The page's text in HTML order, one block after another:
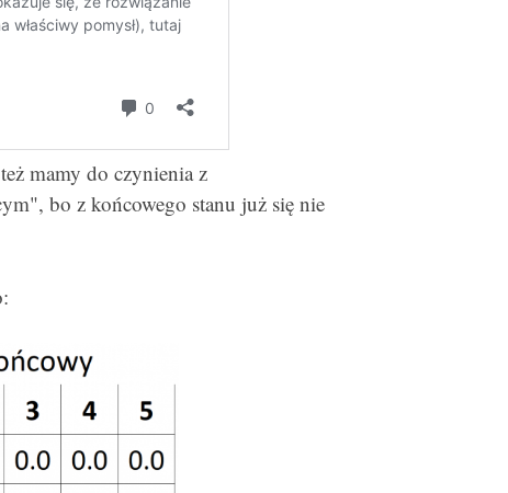
mamy do czynienia z
bo z końcowego stanu już się nie